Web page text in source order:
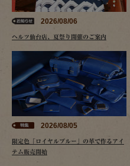
2026/08/06
ヘルツ仙台店、夏祭り開催のご案内
2026/08/05
限定色「ロイヤルブルー」の革で作るアイ
テム販売開始